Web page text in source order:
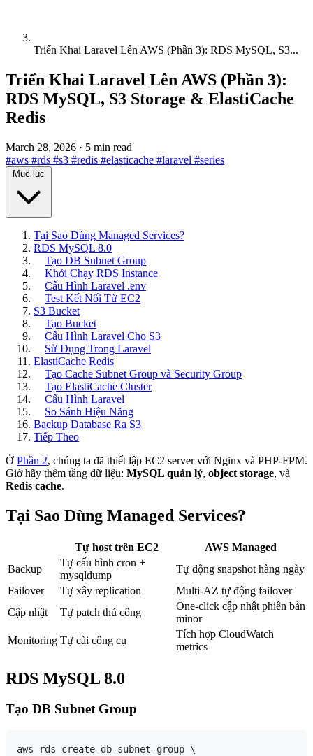
Triển Khai Laravel Lên AWS (Phần 3): RDS MySQL, S3...
Triển Khai Laravel Lên AWS (Phần 3):
RDS MySQL, S3 Storage & ElastiCache
Redis
March 28, 2026 · 5 min read
#aws #rds #s3 #redis #elasticache #laravel #series
Mục lục
Tại Sao Dùng Managed Services?
RDS MySQL 8.0
Tạo DB Subnet Group
Khởi Chạy RDS Instance
Cấu Hình Laravel .env
Test Kết Nối Từ EC2
S3 Bucket
Tạo Bucket
Cấu Hình Laravel Cho S3
Sử Dụng Trong Laravel
ElastiCache Redis
Tạo Cache Subnet Group và Security Group
Tạo ElastiCache Cluster
Cấu Hình Laravel
So Sánh Hiệu Năng
Backup Database Ra S3
Tiếp Theo
Ở Phần 2, chúng ta đã thiết lập EC2 server với Nginx và PHP-FPM.
Giờ hãy thêm tầng dữ liệu: MySQL quản lý, object storage, và
Redis cache.
Tại Sao Dùng Managed Services?
Tự host trên EC2
AWS Managed
Backup
Tự cấu hình cron +
mysqldump
Tự động snapshot hàng ngày
Failover
Tự xây replication
Multi-AZ tự động failover
Cập nhật
Tự patch thủ công
One-click cập nhật phiên bản
minor
Monitoring Tự cài công cụ
Tích hợp CloudWatch
metrics
RDS MySQL 8.0
Tạo DB Subnet Group
aws rds create-db-subnet-group \